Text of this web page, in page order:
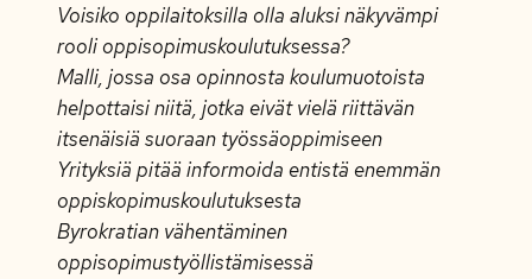
Voisiko oppilaitoksilla olla aluksi näkyvämpi
rooli oppisopimuskoulutuksessa?
Malli, jossa osa opinnosta koulumuotoista
helpottaisi niitä, jotka eivät vielä riittävän
itsenäisiä suoraan työssäoppimiseen
Yrityksiä pitää informoida entistä enemmän
oppiskopimuskoulutuksesta
Byrokratian vähentäminen
oppisopimustyöllistämisessä